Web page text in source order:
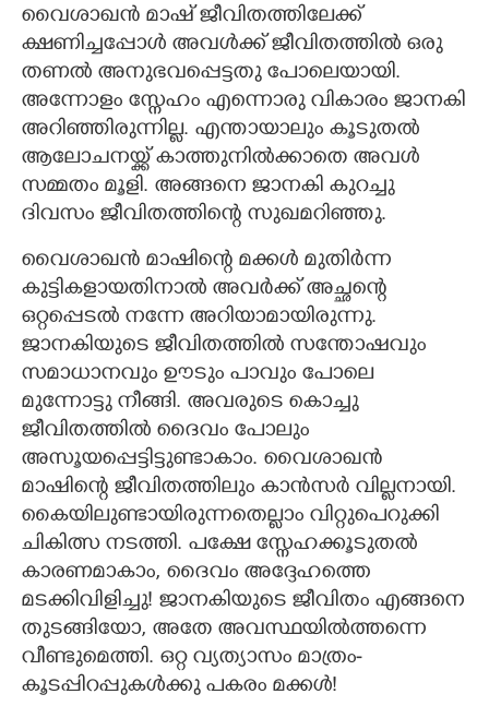
വൈശാഖൻ മാഷ് ജീവിതത്തിലേക്ക്
ക്ഷണിച്ചപ്പോൾ അവൾക്ക് ജീവിതത്തിൽ ഒരു
തണൽ അനുഭവപ്പെട്ടതു പോലെയായി.
അന്നോളം സ്നേഹം എന്നൊരു വികാരം ജാനകി
അറിഞ്ഞിരുന്നില്ല. എന്തായാലും കൂടുതൽ
ആലോചനയ്ക്ക് കാത്തുനിൽക്കാതെ അവൾ
സമ്മതം മൂളി. അങ്ങനെ ജാനകി കുറച്ചു
ദിവസം ജീവിതത്തിന്റെ സുഖമറിഞ്ഞു.
വൈശാഖൻ മാഷിന്റെ മക്കൾ മുതിർന്ന
കുട്ടികളായതിനാൽ അവർക്ക് അച്ഛന്റെ
ഒറ്റപ്പെടൽ നന്നേ അറിയാമായിരുന്നു.
ജാനകിയുടെ ജീവിതത്തിൽ സന്തോഷവും
സമാധാനവും ഊടും പാവും പോലെ
മുന്നോട്ടു നീങ്ങി. അവരുടെ കൊച്ചു
ജീവിതത്തിൽ ദൈവം പോലും
അസൂയപ്പെട്ടിട്ടുണ്ടാകാം. വൈശാഖൻ
മാഷിന്റെ ജീവിതത്തിലും കാൻസർ വില്ലനായി.
കൈയിലുണ്ടായിരുന്നതെല്ലാം വിറ്റുപെറുക്കി
ചികിത്സ നടത്തി. പക്ഷേ സ്നേഹക്കൂടുതൽ
കാരണമാകാം,​ ദൈവം അദ്ദേഹത്തെ
മടക്കിവിളിച്ചു! ജാനകിയുടെ ജീവിതം എങ്ങനെ
തുടങ്ങിയോ,​ അതേ അവസ്ഥയിൽത്തന്നെ
വീണ്ടുമെത്തി. ഒറ്റ വ്യത്യാസം മാത്രം-
കൂടപ്പിറപ്പുകൾക്കു പകരം മക്കൾ!